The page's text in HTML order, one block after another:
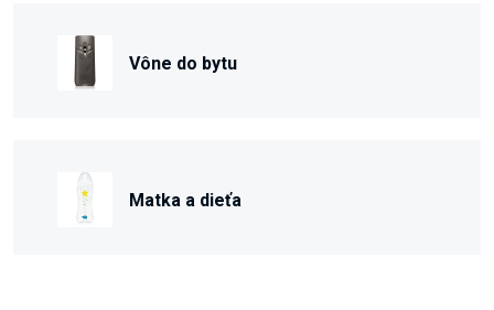
Vône do bytu
Matka a dieťa